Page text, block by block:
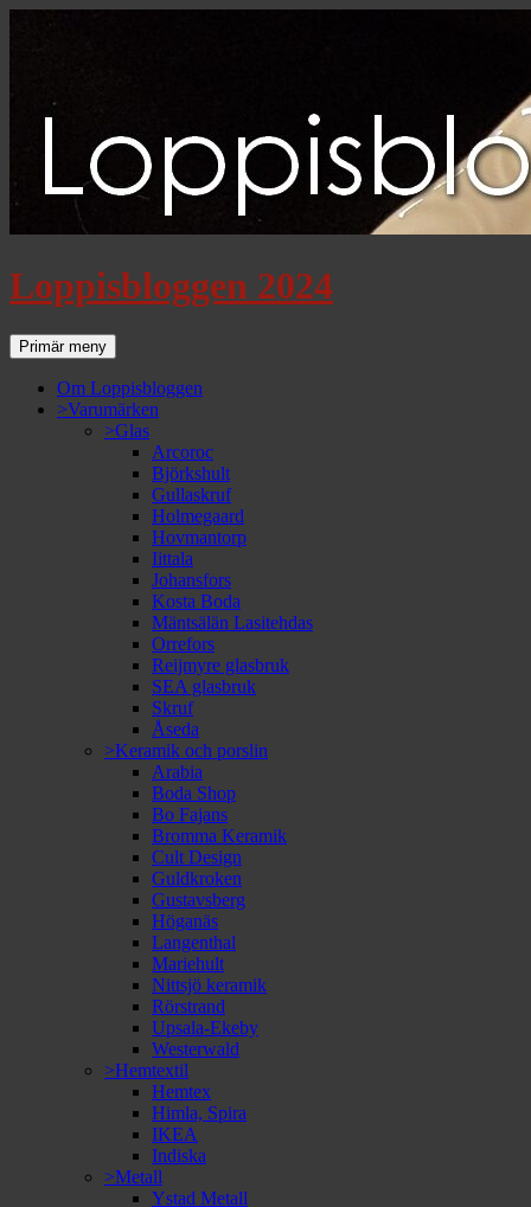
Loppisbloggen 2024
SökPrimär meny
till
innehåll
Om Loppisbloggen
>Varumärken
>Glas
Arcoroc
Björkshult
Gullaskruf
Holmegaard
Hovmantorp
Iittala
Johansfors
Kosta Boda
Mäntsälän Lasitehdas
Orrefors
Reijmyre glasbruk
SEA glasbruk
Skruf
Åseda
>Keramik och porslin
Arabia
Boda Shop
Bo Fajans
Bromma Keramik
Cult Design
Guldkroken
Gustavsberg
Höganäs
Langenthal
Mariehult
Nittsjö keramik
Rörstrand
Upsala-Ekeby
Westerwald
>Hemtextil
Hemtex
Himla, Spira
IKEA
Indiska
>Metall
Ystad Metall